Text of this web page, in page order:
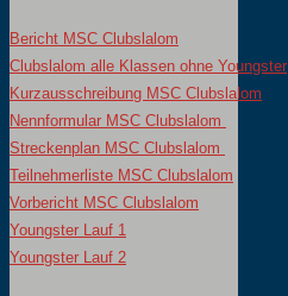
Bericht MSC Clubslalom
Clubslalom alle Klassen ohne Youngster
Kurzausschreibung MSC Clubslalom
Nennformular MSC Clubslalom
Streckenplan MSC Clubslalom
Teilnehmerliste MSC Clubslalom
Vorbericht MSC Clubslalom
Youngster Lauf 1
Youngster Lauf 2